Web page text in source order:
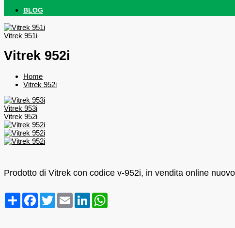
BLOG
Vitrek 951i
Vitrek 952i
Home
Vitrek 952i
Vitrek 953i
Vitrek 952i
Prodotto di Vitrek con codice v-952i, in vendita online
CondividiFacebook
TwitterEmail LinkedIn